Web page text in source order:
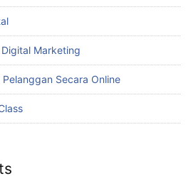
Marketing
Secara Online